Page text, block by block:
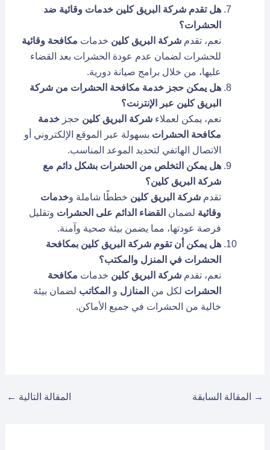
هل تقدم شركة البريق كلين خدمات وقائية ضد
الحشرات؟
نعم، تقدم شركة البريق كلين خدمات مكافحة وقائية
للحشرات لضمان عدم عودة الحشرات بعد القضاء
عليها، من خلال برامج صيانة دورية.
هل يمكن حجز خدمة مكافحة الحشرات من شركة
البريق كلين عبر الإنترنت؟
نعم، يمكن لعملاء شركة البريق كلين حجز خدمة
مكافحة الحشرات بسهولة عبر الموقع الإلكتروني أو
الاتصال الهاتفي لتحديد الموعد المناسب.
هل يمكن التخلص من الحشرات بشكل دائم مع
شركة البريق كلين؟
تقدم شركة البريق كلين خططًا شاملة وخدمات
وقائية لضمان القضاء الدائم على الحشرات وتقليل
فرصة عودتها، مما يضمن بيئة صحية وآمنة.
هل يمكن أن تقوم شركة البريق كلين بمكافحة
الحشرات في المنزل والمكتب؟
نعم، تقدم شركة البريق كلين خدمات مكافحة
الحشرات لكل من المنازل و المكاتب لضمان بيئة
خالية من الحشرات في جميع الأماكن.
→ المقالة السابقة المقالة التالية ←